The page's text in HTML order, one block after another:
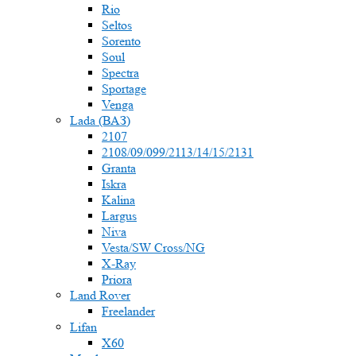
Rio
Seltos
Sorento
Soul
Spectra
Sportage
Venga
Lada (ВАЗ)
2107
2108/09/099/2113/14/15/2131
Granta
Iskra
Kalina
Largus
Niva
Vesta/SW Cross/NG
X-Ray
Priora
Land Rover
Freelander
Lifan
X60